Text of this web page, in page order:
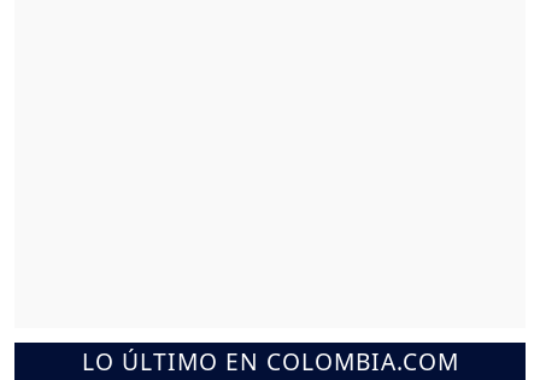
LO ÚLTIMO EN COLOMBIA.COM